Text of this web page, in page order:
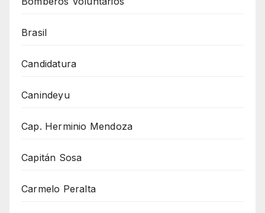
Brasil
Candidatura
Canindeyu
Cap. Herminio Mendoza
Capitán Sosa
Carmelo Peralta